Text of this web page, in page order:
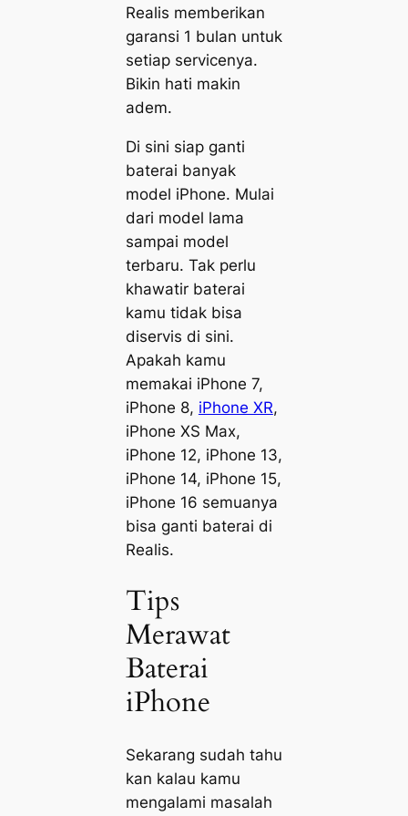
Realis memberikan
garansi 1 bulan untuk
setiap servicenya.
Bikin hati makin
adem.
Di sini siap ganti
baterai banyak
model iPhone. Mulai
dari model lama
sampai model
terbaru. Tak perlu
khawatir baterai
kamu tidak bisa
diservis di sini.
Apakah kamu
memakai iPhone 7,
iPhone 8, iPhone XR,
iPhone XS Max,
iPhone 12, iPhone 13,
iPhone 14, iPhone 15,
iPhone 16 semuanya
bisa ganti baterai di
Realis.
Tips
Merawat
Baterai
iPhone
Sekarang sudah tahu
kan kalau kamu
mengalami masalah